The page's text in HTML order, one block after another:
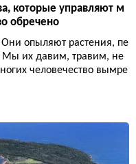
которые управляют м
обречено
опыляют растения, пе
Мы их давим, травим, не
человечество вымре